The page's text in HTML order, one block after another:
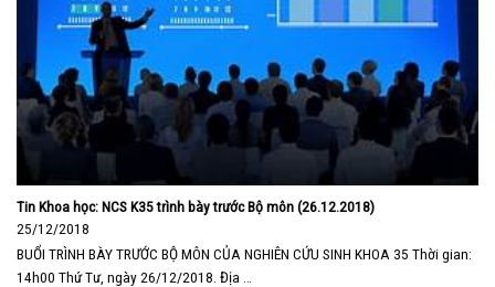
Tin Khoa học: NCS K35 trình bày trước Bộ môn (26.12.2018)
25/12/2018
BUỔI TRÌNH BÀY TRƯỚC BỘ MÔN CỦA NGHIÊN CỨU SINH KHOA 35 Thời gian:
14h00 Thứ Tư, ngày 26/12/2018. Địa …